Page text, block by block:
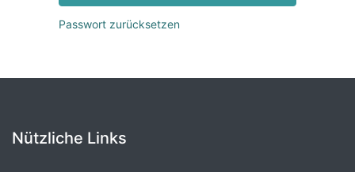
Passwort zurücksetzen
Nützliche Links